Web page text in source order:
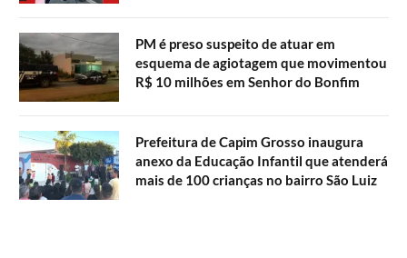
PM é preso suspeito de atuar em
esquema de agiotagem que movimentou
R$ 10 milhões em Senhor do Bonfim
Prefeitura de Capim Grosso inaugura
anexo da Educação Infantil que atenderá
mais de 100 crianças no bairro São Luiz